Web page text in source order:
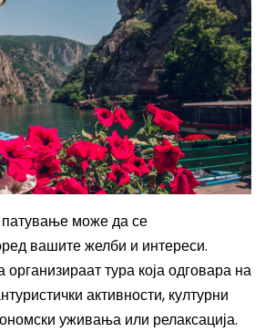
може да се
вашите желби и интереси.
тура која одговара на
активности, културни
уживања или релаксација.